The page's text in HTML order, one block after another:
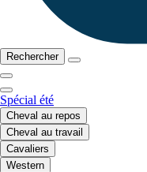
Rechercher
Spécial été
Cheval au repos
Cheval au travail
Cavaliers
Western